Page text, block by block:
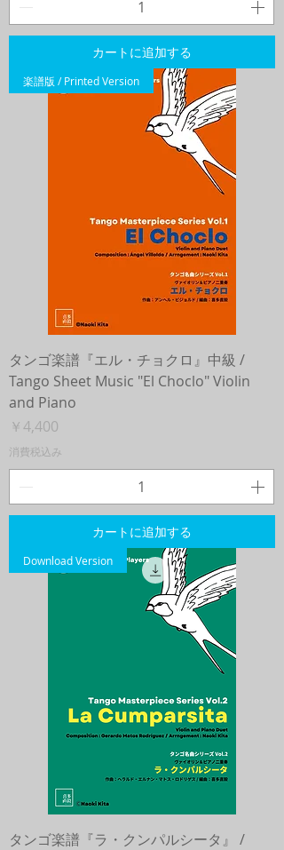
カートに追加する
楽譜版 / Printed Version
タンゴ楽譜『エル・チョクロ』中級 /
Tango Sheet Music "El Choclo" Violin
and Piano
価格
￥4,400
消費税込み
カートに追加する
Download Version
タンゴ楽譜『ラ・クンパルシータ』 /